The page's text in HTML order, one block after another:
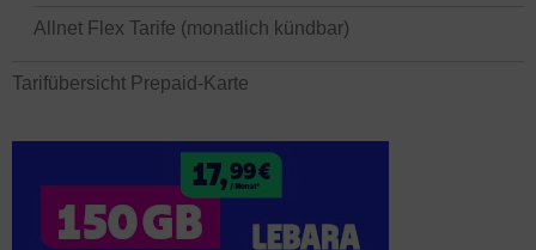
Allnet Flex Tarife (monatlich kündbar)
Tarifübersicht Prepaid-Karte